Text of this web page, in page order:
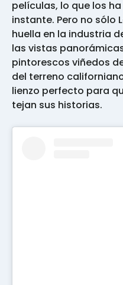
películas, lo que los
instante. Pero no sólo
huella en la industria
las vistas
pintorescos viñedos
del terreno
lienzo perfecto para
tejan sus historias.